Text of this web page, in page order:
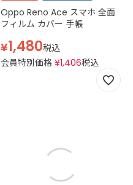
Oppo Reno Ace スマホ 全面
フィルム カバー 手帳
¥1,480税込
会員特別価格 ¥1,406税込